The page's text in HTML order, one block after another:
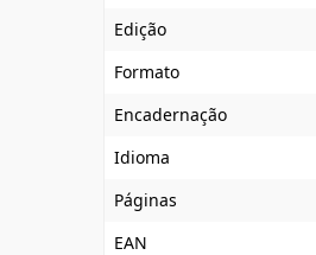
Edição
Formato
Encadernação
Idioma
Páginas
EAN